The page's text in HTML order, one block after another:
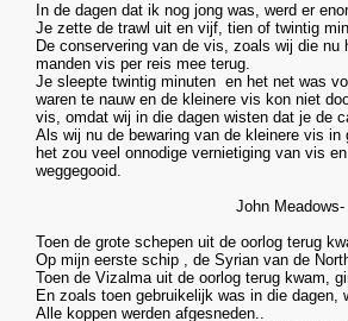
In de dagen dat ik nog jong was, werd er
Je zette de trawl uit en vijf, tien of twintig
De conservering van de vis, zoals wij die
manden vis per reis mee terug.
Je sleepte twintig minuten en het net was
waren te nauw en de kleinere vis kon niet
vis, omdat wij in die dagen wisten dat je de
Als wij nu de bewaring van de kleinere vis
het zou veel onnodige vernietiging van vis
weggegooid.
John Meadows-
Toen de grote schepen uit de oorlog terug
Op mijn eerste schip , de Syrian van de
Toen de Vizalma uit de oorlog terug kwam,
En zoals toen gebruikelijk was in die dagen,
Alle koppen werden afgesneden..